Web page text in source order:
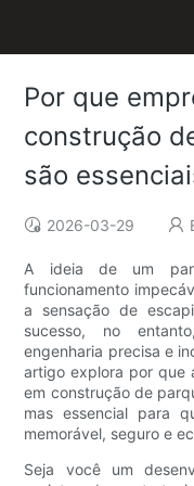
Por que
construção
são
2026-03-29
A ideia de um
funcionamento
a sensação de
sucesso, no
engenharia precisa e
artigo explora por que
em construção de
mas essencial para
memorável, seguro e
Seja você um